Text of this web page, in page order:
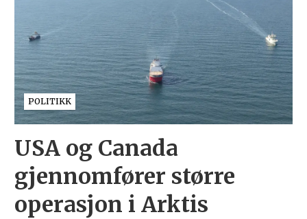
POLITIKK
USA og Canada
gjennomfører større
operasjon i Arktis